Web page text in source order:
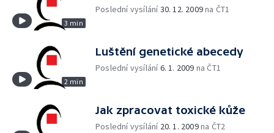
3 min
Poslední vysílání30. 12. 2009na ČT1
2 min
Luštění genetické abecedy
Poslední vysílání6. 1. 2009 na ČT1
Jak zpracovat toxické kůže
Poslední vysílání 20. 1. 2009na ČT2